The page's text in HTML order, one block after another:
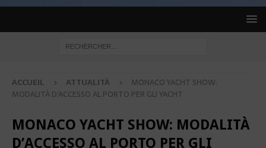
ACCUEIL ATTUALITÀ
MONACO YACHT SHOW:
MODALITÀ D’ACCESSO AL PORTO PER GLI YACHT
MONACO YACHT SHOW: MODALITÀ
D’ACCESSO AL PORTO PER GLI